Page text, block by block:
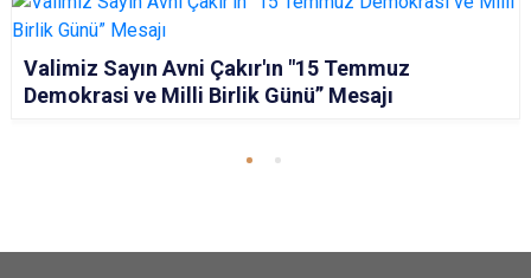
Valimiz Sayın Avni Çakır'ın "15 Temmuz
Demokrasi ve Milli Birlik Günü” Mesajı